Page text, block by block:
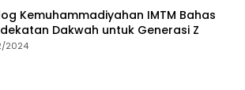
Kemuhammadiyahan IMTM Bahas
Dakwah untuk Generasi Z
2024